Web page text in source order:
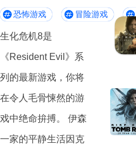
恐怖游戏 冒险游戏
生化危机8是
《Resident Evil》系
列的最新游戏，你将
在令人毛骨悚然的游
戏中绝命拚搏。 伊森
一家的平静生活因克